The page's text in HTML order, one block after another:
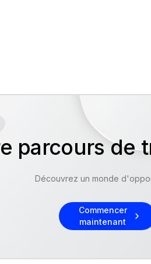
parcours
Découvrez un monde
Commencer
maintenant